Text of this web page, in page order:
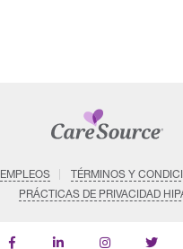
EMPLEOS
TÉRMINOS Y
PRÁCTICAS DE PRIVACIDAD
Find
Follow
Follow
Follow